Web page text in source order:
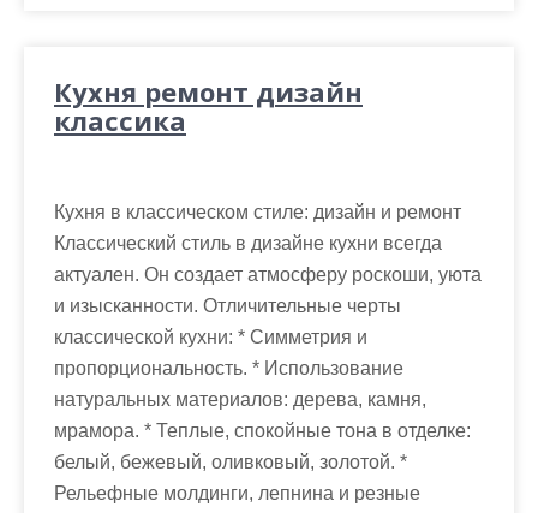
Кухня ремонт дизайн
классика
Кухня в классическом стиле: дизайн и ремонт
Классический стиль в дизайне кухни всегда
актуален. Он создает атмосферу роскоши, уюта
и изысканности. Отличительные черты
классической кухни: * Симметрия и
пропорциональность. * Использование
натуральных материалов: дерева, камня,
мрамора. * Теплые, спокойные тона в отделке:
белый, бежевый, оливковый, золотой. *
Рельефные молдинги, лепнина и резные